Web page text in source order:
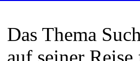
Das Thema